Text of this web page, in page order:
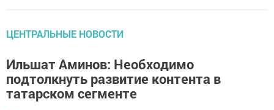
ЦЕНТРАЛЬНЫЕ НОВОСТИ
Ильшат Аминов: Необходимо
подтолкнуть развитие контента в
татарском сегменте